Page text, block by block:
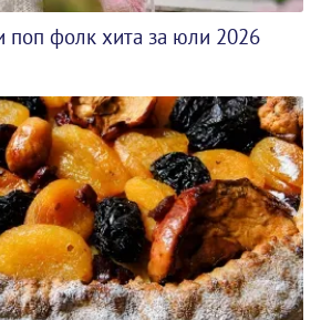
поп фолк хита за юли 2026